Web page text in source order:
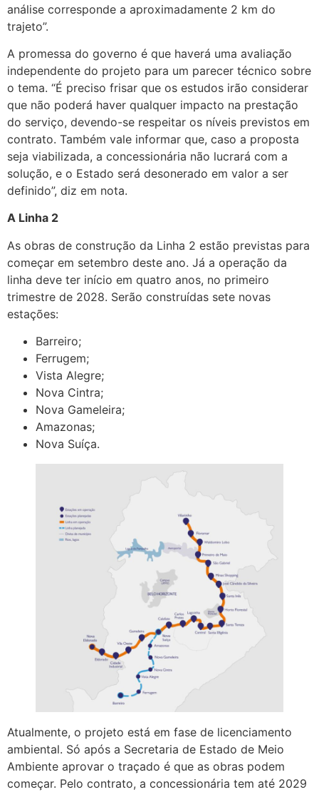
análise corresponde a aproximadamente 2 km do
trajeto”.
A promessa do governo é que haverá uma avaliação
independente do projeto para um parecer técnico sobre
o tema. “É preciso frisar que os estudos irão considerar
que não poderá haver qualquer impacto na prestação
do serviço, devendo-se respeitar os níveis previstos em
contrato. Também vale informar que, caso a proposta
seja viabilizada, a concessionária não lucrará com a
solução, e o Estado será desonerado em valor a ser
definido”, diz em nota.
A Linha 2
As obras de construção da Linha 2 estão previstas para
começar em setembro deste ano. Já a operação da
linha deve ter início em quatro anos, no primeiro
trimestre de 2028. Serão construídas sete novas
estações:
Barreiro;
Ferrugem;
Vista Alegre;
Nova Cintra;
Nova Gameleira;
Amazonas;
Nova Suíça.
Atualmente, o projeto está em fase de licenciamento
ambiental. Só após a Secretaria de Estado de Meio
Ambiente aprovar o traçado é que as obras podem
começar. Pelo contrato, a concessionária tem até 2029